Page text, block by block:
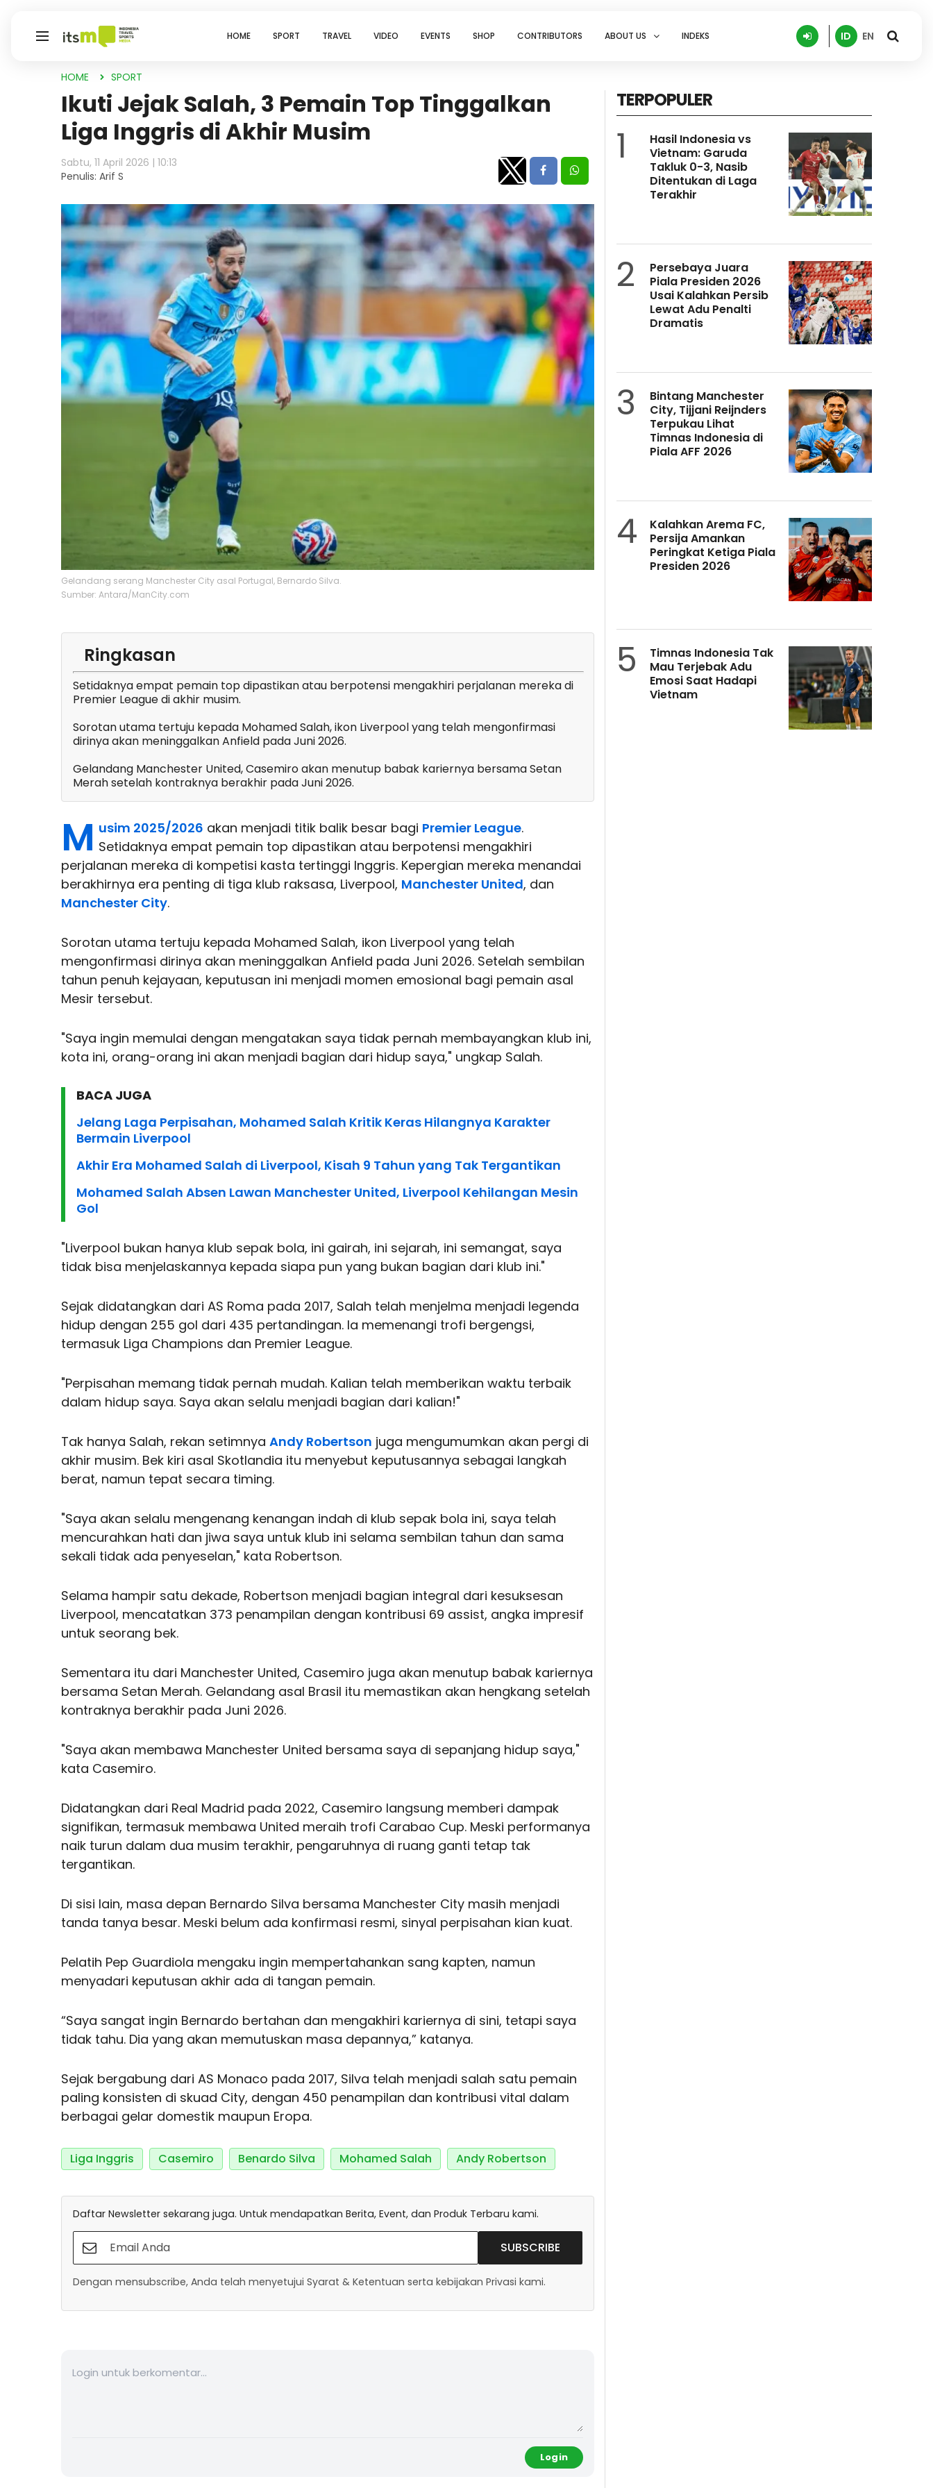
HOME SPORT TRAVEL VIDEO EVENTS SHOP CONTRIBUTORS ABOUT US INDEKS ID EN
HOME SPORT
Ikuti Jejak Salah, 3 Pemain Top Tinggalkan
Liga Inggris di Akhir Musim
Sabtu, 11 April 2026 | 10:13
Penulis: Arif S
Gelandang serang Manchester City asal Portugal, Bernardo Silva.
Sumber: Antara/ManCity.com
Ringkasan
Setidaknya empat pemain top dipastikan atau berpotensi mengakhiri perjalanan mereka di
Premier League di akhir musim.
Sorotan utama tertuju kepada Mohamed Salah, ikon Liverpool yang telah mengonfirmasi
dirinya akan meninggalkan Anfield pada Juni 2026.
Gelandang Manchester United, Casemiro akan menutup babak kariernya bersama Setan
Merah setelah kontraknya berakhir pada Juni 2026.
M usim 2025/2026 akan menjadi titik balik besar bagi Premier League.
Setidaknya empat pemain top dipastikan atau berpotensi mengakhiri
perjalanan mereka di kompetisi kasta tertinggi Inggris. Kepergian mereka menandai
berakhirnya era penting di tiga klub raksasa, Liverpool, Manchester United, dan
Manchester City.
Sorotan utama tertuju kepada Mohamed Salah, ikon Liverpool yang telah
mengonfirmasi dirinya akan meninggalkan Anfield pada Juni 2026. Setelah sembilan
tahun penuh kejayaan, keputusan ini menjadi momen emosional bagi pemain asal
Mesir tersebut.
"Saya ingin memulai dengan mengatakan saya tidak pernah membayangkan klub ini,
kota ini, orang-orang ini akan menjadi bagian dari hidup saya," ungkap Salah.
BACA JUGA
Jelang Laga Perpisahan, Mohamed Salah Kritik Keras Hilangnya Karakter
Bermain Liverpool
Akhir Era Mohamed Salah di Liverpool, Kisah 9 Tahun yang Tak Tergantikan
Mohamed Salah Absen Lawan Manchester United, Liverpool Kehilangan Mesin
Gol
"Liverpool bukan hanya klub sepak bola, ini gairah, ini sejarah, ini semangat, saya
tidak bisa menjelaskannya kepada siapa pun yang bukan bagian dari klub ini."
Sejak didatangkan dari AS Roma pada 2017, Salah telah menjelma menjadi legenda
hidup dengan 255 gol dari 435 pertandingan. Ia memenangi trofi bergengsi,
termasuk Liga Champions dan Premier League.
"Perpisahan memang tidak pernah mudah. Kalian telah memberikan waktu terbaik
dalam hidup saya. Saya akan selalu menjadi bagian dari kalian!"
Tak hanya Salah, rekan setimnya Andy Robertson juga mengumumkan akan pergi di
akhir musim. Bek kiri asal Skotlandia itu menyebut keputusannya sebagai langkah
berat, namun tepat secara timing.
"Saya akan selalu mengenang kenangan indah di klub sepak bola ini, saya telah
mencurahkan hati dan jiwa saya untuk klub ini selama sembilan tahun dan sama
sekali tidak ada penyeselan," kata Robertson.
Selama hampir satu dekade, Robertson menjadi bagian integral dari kesuksesan
Liverpool, mencatatkan 373 penampilan dengan kontribusi 69 assist, angka impresif
untuk seorang bek.
Sementara itu dari Manchester United, Casemiro juga akan menutup babak kariernya
bersama Setan Merah. Gelandang asal Brasil itu memastikan akan hengkang setelah
kontraknya berakhir pada Juni 2026.
"Saya akan membawa Manchester United bersama saya di sepanjang hidup saya,"
kata Casemiro.
Didatangkan dari Real Madrid pada 2022, Casemiro langsung memberi dampak
signifikan, termasuk membawa United meraih trofi Carabao Cup. Meski performanya
naik turun dalam dua musim terakhir, pengaruhnya di ruang ganti tetap tak
tergantikan.
Di sisi lain, masa depan Bernardo Silva bersama Manchester City masih menjadi
tanda tanya besar. Meski belum ada konfirmasi resmi, sinyal perpisahan kian kuat.
Pelatih Pep Guardiola mengaku ingin mempertahankan sang kapten, namun
menyadari keputusan akhir ada di tangan pemain.
“Saya sangat ingin Bernardo bertahan dan mengakhiri kariernya di sini, tetapi saya
tidak tahu. Dia yang akan memutuskan masa depannya,” katanya.
Sejak bergabung dari AS Monaco pada 2017, Silva telah menjadi salah satu pemain
paling konsisten di skuad City, dengan 450 penampilan dan kontribusi vital dalam
berbagai gelar domestik maupun Eropa.
Liga Inggris Casemiro Benardo Silva Mohamed Salah Andy Robertson
Daftar Newsletter sekarang juga. Untuk mendapatkan Berita, Event, dan Produk Terbaru kami.
SUBSCRIBE
Dengan mensubscribe, Anda telah menyetujui Syarat & Ketentuan serta kebijakan Privasi kami.
Login
TERPOPULER
1
Hasil Indonesia vs
Vietnam: Garuda
Takluk 0-3, Nasib
Ditentukan di Laga
Terakhir
2
Persebaya Juara
Piala Presiden 2026
Usai Kalahkan Persib
Lewat Adu Penalti
Dramatis
3
Bintang Manchester
City, Tijjani Reijnders
Terpukau Lihat
Timnas Indonesia di
Piala AFF 2026
4
Kalahkan Arema FC,
Persija Amankan
Peringkat Ketiga Piala
Presiden 2026
5
Timnas Indonesia Tak
Mau Terjebak Adu
Emosi Saat Hadapi
Vietnam